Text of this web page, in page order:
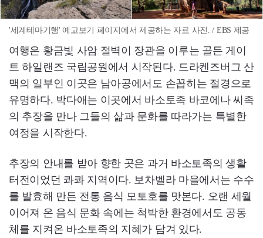
'세계테마기행' 예고보기 페이지에서 제공하는 자료 사진. / EBS 제공
여행은 황금빛 사암 절벽이 장관을 이루는 골든 게이
트 하일랜즈 국립공원에서 시작된다. 드라켄즈버그 산
맥의 일부인 이곳은 남아공에서도 손꼽히는 절경으로
유명하다. 박다애는 이곳에서 바소토족 바코에나 씨족
의 추장을 만나 그들의 삶과 문화를 따라가는 특별한
여정을 시작한다.
추장의 안내를 받아 향한 곳은 과거 바소토족의 생활
터전이었던 콰콰 지역이다. 보차벨라 마을에서는 수수
를 발효해 만든 전통 음식 모토호를 맛본다. 오랜 세월
이어져 온 음식 문화 속에는 척박한 환경에서도 공동
체를 지켜온 바소토족의 지혜가 담겨 있다.